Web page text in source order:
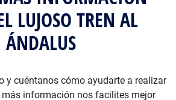
LUJOSO TREN AL
ÁNDALUS
y cuéntanos cómo ayudarte a realizar
más información nos facilites mejor